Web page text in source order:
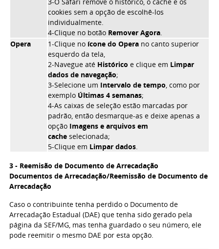
cookies sem a opção de escolhê-los
individualmente.
4-Clique no botão Remover Agora.
Opera
1-Clique no ícone do Opera no canto superior
esquerdo da tela,
2-Navegue até Histórico e clique em Limpar
dados de navegação;
3-Selecione um Intervalo de tempo, como por
exemplo Últimas 4 semanas;
4-As caixas de seleção estão marcadas por
padrão, então desmarque-as e deixe apenas a
opção Imagens e arquivos em
cache selecionada;
5-Clique em Limpar dados.
3 - Reemisão de Documento de Arrecadação
Documentos de Arrecadação/Reemissão de Documento de
Arrecadação
Caso o contribuinte tenha perdido o Documento de
Arrecadação Estadual (DAE) que tenha sido gerado pela
página da SEF/MG, mas tenha guardado o seu número, ele
pode reemitir o mesmo DAE por esta opção.